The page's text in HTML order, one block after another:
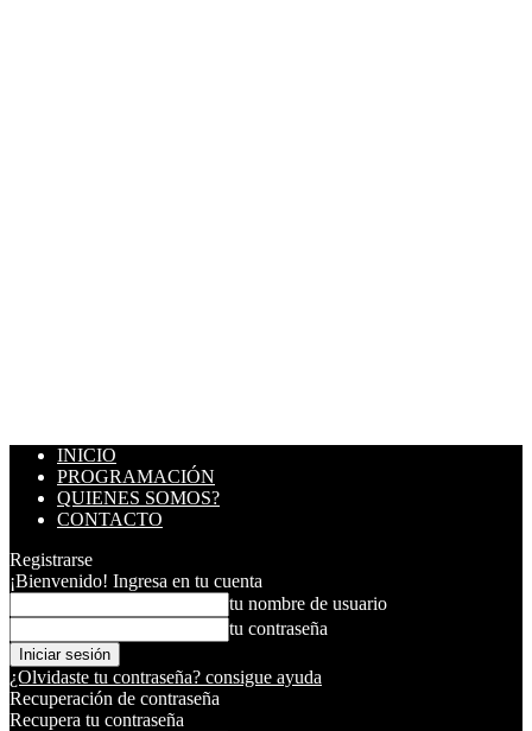
INICIO
PROGRAMACIÓN
QUIENES SOMOS?
CONTACTO
Registrarse
¡Bienvenido! Ingresa en tu cuenta
tu nombre de usuario
tu contraseña
¿Olvidaste tu contraseña? consigue ayuda
Recuperación de contraseña
Recupera tu contraseña